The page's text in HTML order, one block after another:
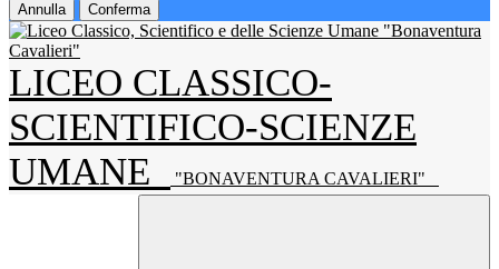
Annulla Conferma
LICEO CLASSICO-
SCIENTIFICO-SCIENZE
UMANE
"BONAVENTURA CAVALIERI"